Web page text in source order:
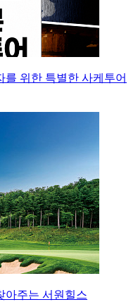
를 위한 특별한 사케투어
아주는 서원힐스